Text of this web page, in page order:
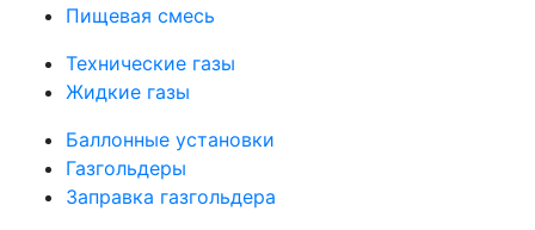
Пищевая смесь
Технические газы
Жидкие газы
Баллонные установки
Газгольдеры
Заправка газгольдера